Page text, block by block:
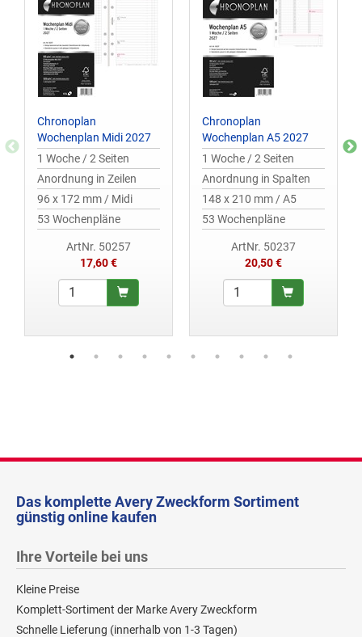
Chronoplan
Wochenplan Midi 2027
1 Woche / 2 Seiten
Anordnung in Zeilen
96 x 172 mm / Midi
53 Wochenpläne
ArtNr. 50257
17,60 €
Chronoplan
Wochenplan A5 2027
1 Woche / 2 Seiten
Anordnung in Spalten
148 x 210 mm / A5
53 Wochenpläne
ArtNr. 50237
20,50 €
Das komplette Avery Zweckform Sortiment
günstig online kaufen
Ihre Vorteile bei uns
Kleine Preise
Komplett-Sortiment der Marke Avery Zweckform
Schnelle Lieferung (innerhalb von 1-3 Tagen)